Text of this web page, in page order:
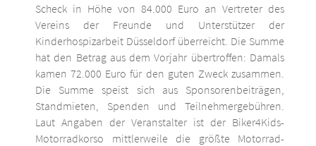
Scheck in Höhe von 84.000 Euro an Vertreter des
Vereins der Freunde und Unterstützer der
Kinderhospizarbeit Düsseldorf überreicht. Die Summe
hat den Betrag aus dem Vorjahr übertroffen: Damals
kamen 72.000 Euro für den guten Zweck zusammen.
Die Summe speist sich aus Sponsorenbeiträgen,
Standmieten, Spenden und Teilnehmergebühren.
Laut Angaben der Veranstalter ist der Biker4Kids-
Motorradkorso mittlerweile die größte Motorrad-